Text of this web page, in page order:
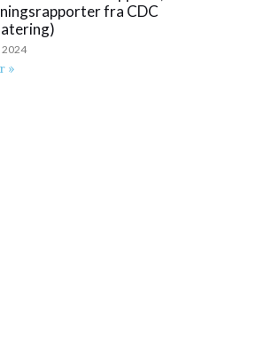
fra CDC
2024
»